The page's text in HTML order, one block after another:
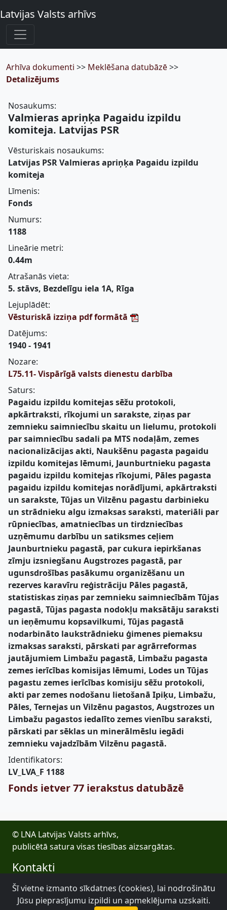
Latvijas Valsts arhīvs
Arhīva dokumenti >> Meklēšana datubāzē>>
Detalizējums
Nosaukums:
Valmieras apriņķa Pagaidu izpildu
komiteja. Latvijas PSR
Vēsturiskais nosaukums:
Latvijas PSR Valmieras apriņķa Pagaidu izpildu
komiteja
Līmenis:
Fonds
Numurs:
1188
Lineārie metri:
0.44m
Atrašanās vieta:
5. stāvs, Bezdelīgu iela 1A, Rīga
Lejuplādēt:
Vēsturiskā izziņa pdf formātā
Datējums:
1940 - 1941
Nozare:
L75.11- Vispārīgā valsts dienestu darbība
Saturs:
Pagaidu izpildu komitejas sēžu protokoli,
apkārtraksti, rīkojumi un sarakste, ziņas par
zemnieku saimniecību skaitu un lielumu, protokoli
par saimniecību sadali pa MTS nodaļām, zemes
nacionalizācijas akti, Naukšēnu pagasta pagaidu
izpildu komitejas lēmumi, Jaunburtnieku pagasta
pagaidu izpildu komitejas rīkojumi, Pāles pagasta
pagaidu izpildu komitejas norādījumi, apkārtraksti
un sarakste, Tūjas un Vilzēnu pagastu darbinieku
un strādnieku algu izmaksas saraksti, materiāli par
rūpniecības, amatniecības un tirdzniecības
uzņēmumu darbību un satiksmes ceļiem
Jaunburtnieku pagastā, par cukura iepirkšanas
zīmju izsniegšanu Augstrozes pagastā, par
ugunsdrošības pasākumu organizēšanu un
rezerves karavīru reģistrāciju Pāles pagastā,
statistiskas ziņas par zemnieku saimniecībām Tūjas
pagastā, Tūjas pagasta nodokļu maksātāju saraksti
un ieņēmumu kopsavilkumi, Tūjas pagastā
nodarbināto laukstrādnieku ģimenes piemaksu
izmaksas saraksti, pārskati par agrārreformas
jautājumiem Limbažu pagastā, Limbažu pagasta
zemes ierīcības komisijas lēmumi, Lodes un Tūjas
pagastu zemes ierīcības komisiju sēžu protokoli,
akti par zemes nodošanu lietošanā Ipiķu, Limbažu,
Pāles, Ternejas un Vilzēnu pagastos, Augstrozes un
Limbažu pagastos iedalīto zemes vienību saraksti,
pārskati par sēklas un minerālmēslu iegādi
zemnieku vajadzībām Vilzēnu pagastā.
Identifikators:
LV_LVA_F 1188
Fonds ietver 77 ierakstus datubāzē
© LNA Latvijas Valsts arhīvs,
publicētā satura visas tiesības aizsargātas.
Kontakti
E-pasts: lva@arhivi.gov.lv
Tālrunis: +371 20027447
Šī vietne izmanto sīkdatnes (cookies), lai nodrošinātu
Jūsu pieprasījumu izpildi un apmeklējuma uzskaiti.